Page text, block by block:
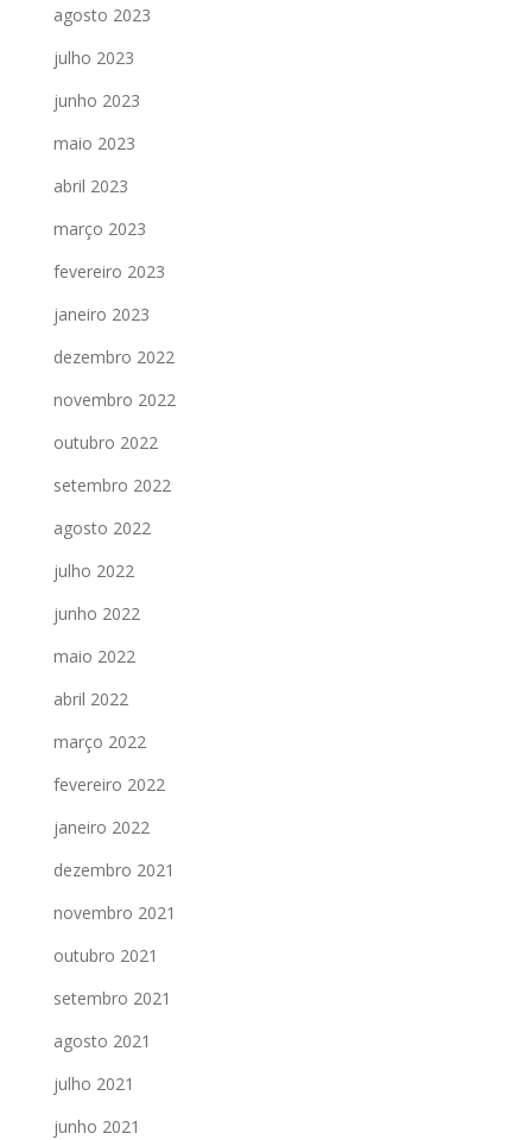
agosto 2023
julho 2023
junho 2023
maio 2023
abril 2023
março 2023
fevereiro 2023
janeiro 2023
dezembro 2022
novembro 2022
outubro 2022
setembro 2022
agosto 2022
julho 2022
junho 2022
maio 2022
abril 2022
março 2022
fevereiro 2022
janeiro 2022
dezembro 2021
novembro 2021
outubro 2021
setembro 2021
agosto 2021
julho 2021
junho 2021